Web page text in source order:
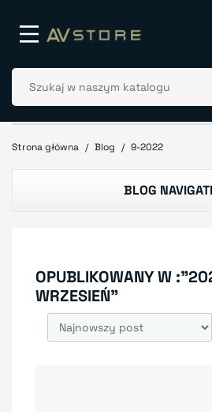
Strona główna Blog 9-2022
BLOG
OPUBLIKOWANY W
WRZESIEŃ"